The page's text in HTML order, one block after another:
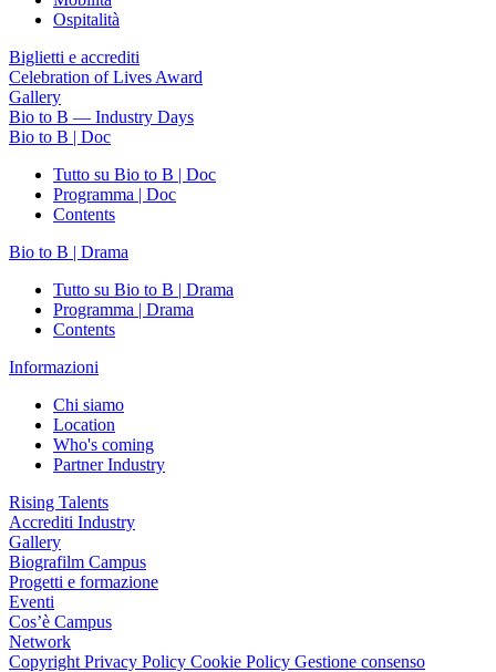
Ospitalità
Biglietti e accrediti
Celebration of Lives Award
Gallery
Bio to B — Industry Days
Bio to B | Doc
Tutto su Bio to B | Doc
Programma | Doc
Contents
Bio to B | Drama
Tutto su Bio to B | Drama
Programma | Drama
Contents
Informazioni
Chi siamo
Location
Who's coming
Partner Industry
Rising Talents
Accrediti Industry
Gallery
Biografilm Campus
Progetti e formazione
Eventi
Cos’è Campus
Network
Copyright Privacy Policy Cookie Policy Gestione consenso